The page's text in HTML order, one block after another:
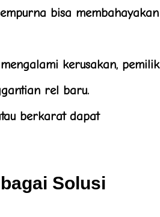
bisa membahayakan
kerusakan, pemilik
rel baru.
berkarat dapat
Solusi